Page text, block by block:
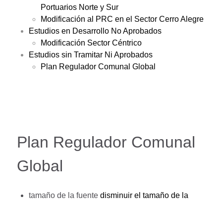
Portuarios Norte y Sur
Modificación al PRC en el Sector Cerro Alegre
Estudios en Desarrollo No Aprobados
Modificación Sector Céntrico
Estudios sin Tramitar Ni Aprobados
Plan Regulador Comunal Global
Plan Regulador Comunal
Global
tamaño de la fuente disminuir el tamaño de la